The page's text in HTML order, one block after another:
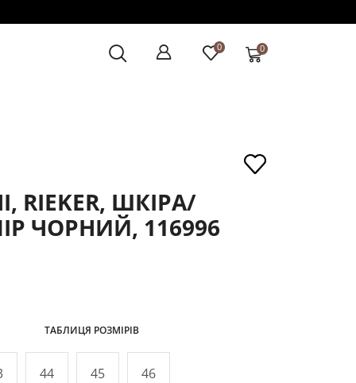
0 0
RIEKER, ШКІРА/
ЧОРНИЙ, 116996
ТАБЛИЦЯ РОЗМІРІВ
44 45 46